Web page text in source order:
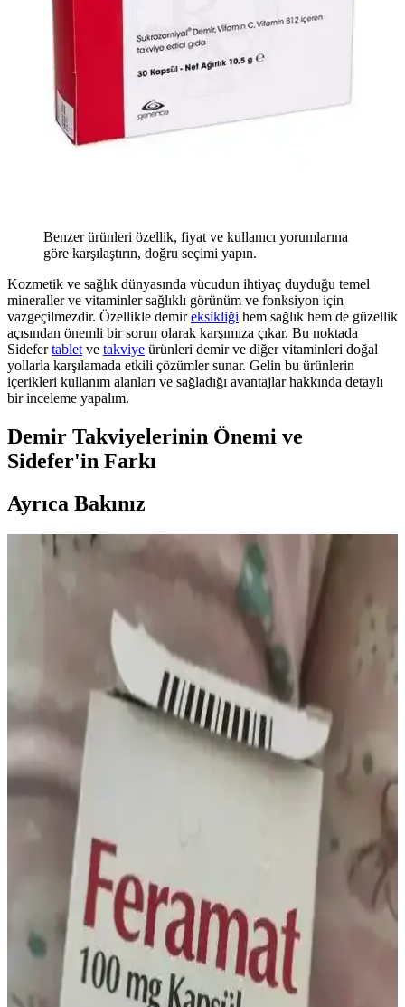
Benzer ürünleri özellik, fiyat ve kullanıcı yorumlarına
göre karşılaştırın, doğru seçimi yapın.
Kozmetik ve sağlık dünyasında vücudun ihtiyaç duyduğu temel
mineraller ve vitaminler sağlıklı görünüm ve fonksiyon için
vazgeçilmezdir. Özellikle demireksikliği hem sağlık hem de güzellik
açısından önemli bir sorun olarak karşımıza çıkar. Bu noktada
Sidefertablet ve takviye ürünleri demir ve diğer vitaminleri doğal
yollarla karşılamada etkili çözümler sunar. Gelin bu ürünlerin
içerikleri kullanım alanları ve sağladığı avantajlar hakkında detaylı
bir inceleme yapalım.
Demir Takviyelerinin Önemi ve
Sidefer'in Farkı
Ayrıca Bakınız
Göz Kararması ve Vitamin Eksiklikleri: B12 ve
Demirin Rolü ve Sağlık Etkileri
Göz kararması, özellikle B12 vitamini ve demir eksikliği gibi
vitamin eksikliklerinden kaynaklanabilir. Bu durum, anemi ve sinir
sistemi sorunlarına yol açarak baş dönmesi ve görme problemlerine
Cliniva Susam Yağı %100 Doğal Soğuk Sıkım 250
ml – Cilt, Bağışıklık ve Saç İçin Uygun
%100 doğal ve soğuk sıkım Cliniva Susam Yağı 250 ml, Türkiye
menşei. E vitamini, demir ve çinko içeriği bağışıklık ve cilt sağlığına
katkı iddialarını destekler; ağız bakımı ve güneş sonrası kullanımını
Bebekler İçin Demir İlacı: Doğru Bilgi ve Uzman
Danışmanlığının Önemi
Bebeklerde demir eksikliği anemisi önemli bir sağlık sorunudur.
Doğru demir takviyesi için uzman görüşü şarttır. Arama sonuçları
çoğunlukla konu dışıdır, güvenilir kaynaklara başvurulmalıdır.
Saç Dökülmesi ve Vitamin Eksiklikleri: Sağlıklı
Saçlar İçin Önemli Bilgiler